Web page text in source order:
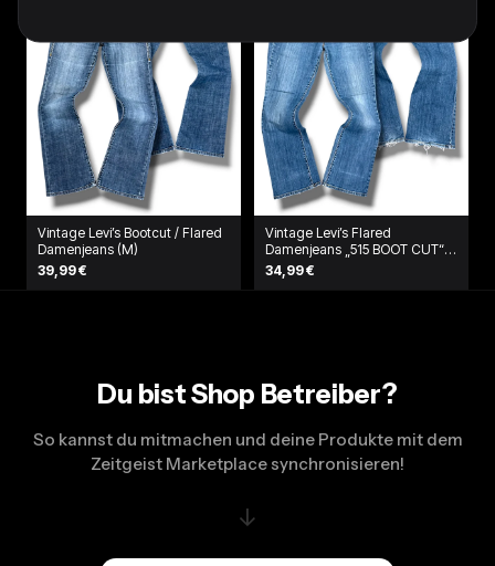
Vintage Levi’s Bootcut / Flared
Damenjeans (M)
39,99 €
Vintage Levi’s Flared
Damenjeans „515 BOOT CUT“
(L)
34,99 €
Du bist Shop Betreiber?
So kannst du mitmachen und deine Produkte mit dem
Zeitgeist Marketplace synchronisieren!
↓